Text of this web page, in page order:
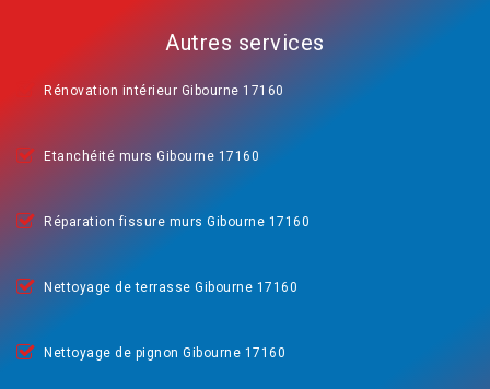
Autres services
Rénovation intérieur Gibourne 17160
Etanchéité murs Gibourne 17160
Réparation fissure murs Gibourne 17160
Nettoyage de terrasse Gibourne 17160
Nettoyage de pignon Gibourne 17160